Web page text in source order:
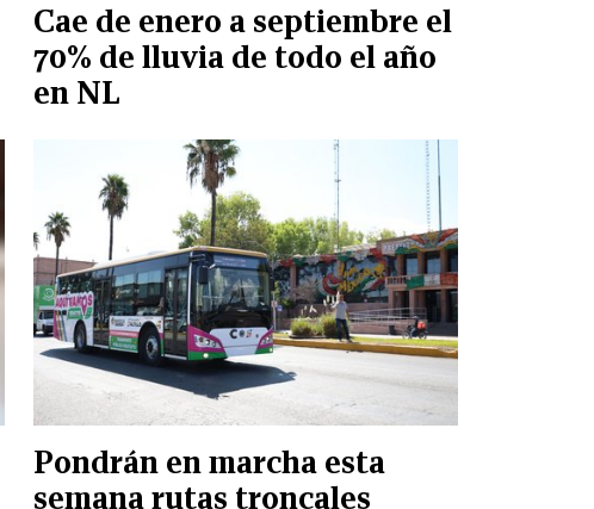
Cae de enero a septiembre el
70% de lluvia de todo el año
en NL
Pondrán en marcha esta
semana rutas troncales